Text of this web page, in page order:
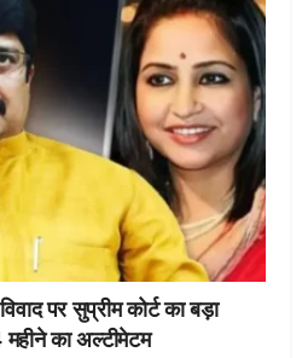
पर सुप्रीम कोर्ट का बड़ा
महीने का अल्टीमेटम